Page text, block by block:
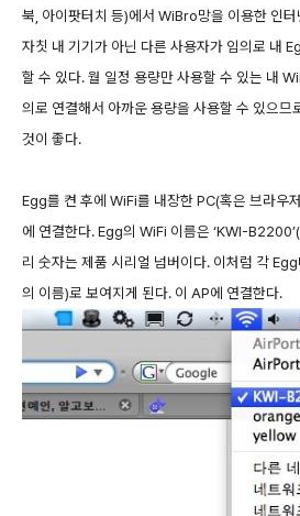
북, 아이팟터치 등)에서 WiBro망을 이용한 인터
자칫 내 기기가 아닌 다른 사용자가 임의로 내
할 수 있다. 월 일정 용량만 사용할 수 있는 내
의로 연결해서 아까운 용량을 사용할 수 있으므
것이 좋다.
Egg를 켠 후에 WiFi를 내장한 PC(혹은 브라우
에 연결한다. Egg의 WiFi 이름은 ‘KWI-
리 숫자는 제품 시리얼 넘버이다. 이처럼 각
의 이름)로 보여지게 된다. 이 AP에 연결한다.